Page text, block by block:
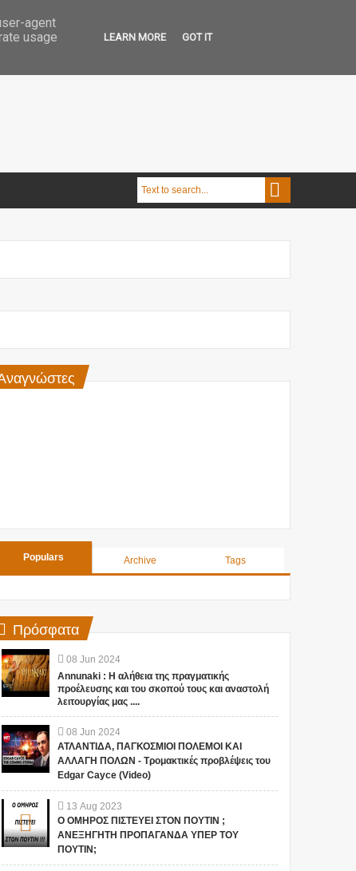
Populars Archive Tags
Πρόσφατα
08 Jun 2024
Annunaki : Η αλήθεια της πραγματικής
προέλευσης και του σκοπού τους και αναστολή
λειτουργίας μας ....
08 Jun 2024
ΑΤΛΑΝΤΙΔΑ, ΠΑΓΚΟΣΜΙΟΙ ΠΟΛΕΜΟΙ ΚΑΙ
ΑΛΛΑΓΗ ΠΟΛΩΝ - Τρομακτικές προβλέψεις του
Edgar Cayce (Video)
13 Aug 2023
Ο ΟΜΗΡΟΣ ΠΙΣΤΕΥΕΙ ΣΤΟΝ ΠΟΥΤΙΝ ;
ΑΝΕΞΗΓΗΤΗ ΠΡΟΠΑΓΑΝΔΑ ΥΠΕΡ ΤΟΥ
ΠΟΥΤΙΝ;
agent
usage
LEARN MORE GOT IT